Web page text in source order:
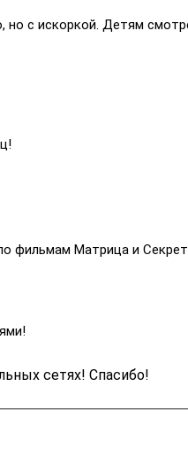
но с искоркой. Детям
фильмам Матрица и
сетях! Спасибо!